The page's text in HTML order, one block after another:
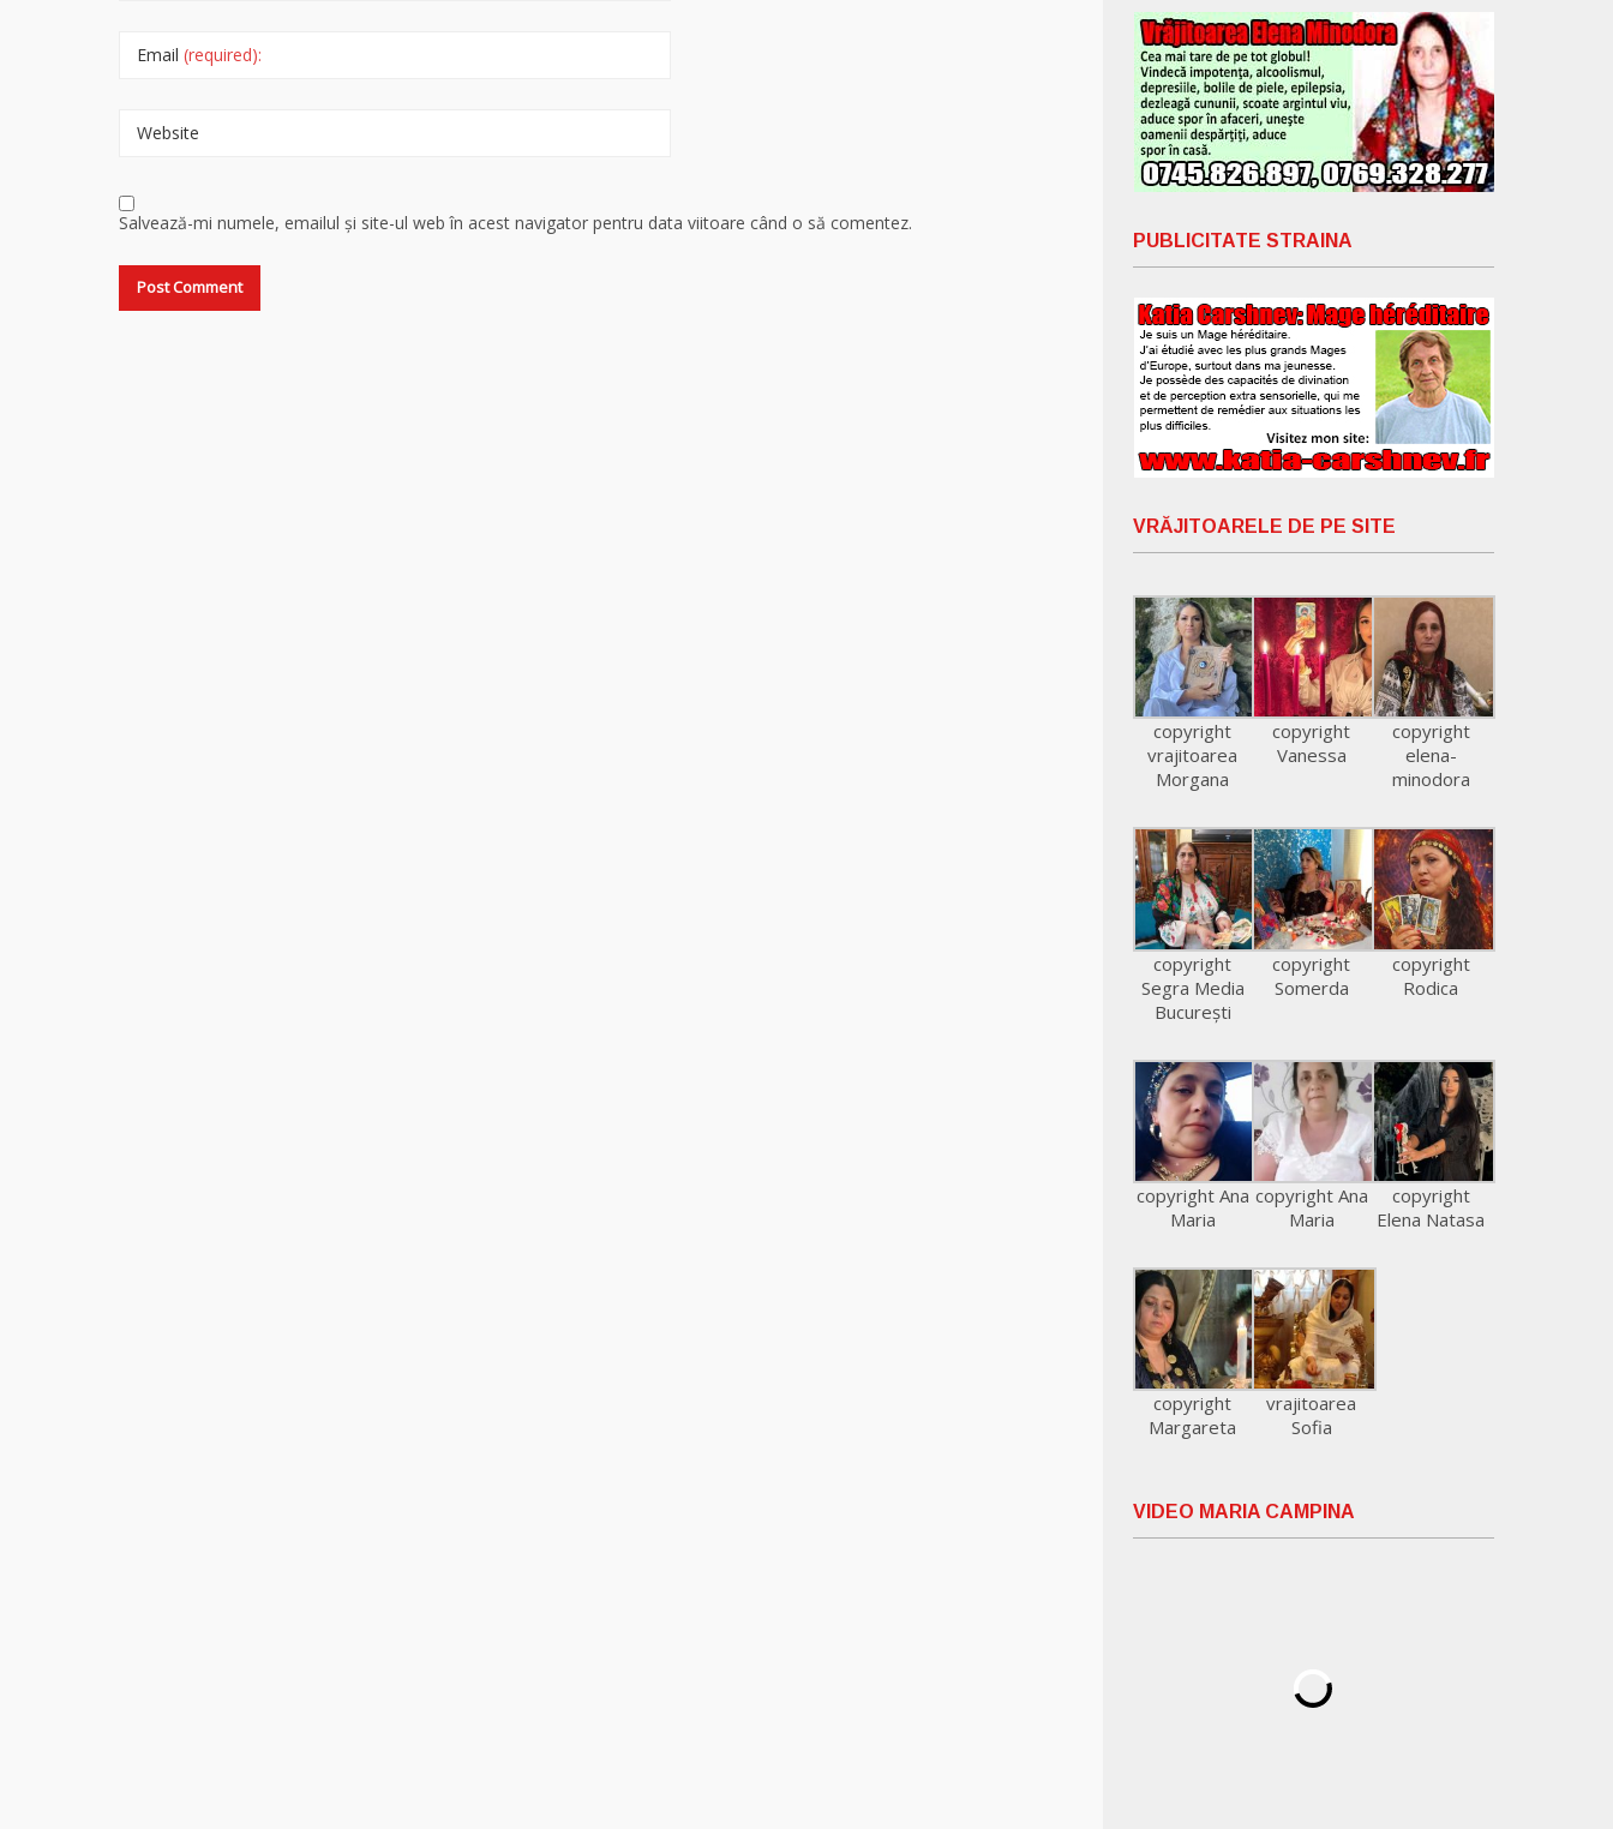
Email (required):
Website
Salvează-mi numele, emailul și site-ul web în acest navigator pentru data viitoare când o să comentez.
PUBLICITATE STRAINA
VRĂJITOARELE DE PE SITE
copyright
vrajitoarea
Morgana
copyright
Vanessa
copyright
elena-
minodora
copyright
Segra Media
București
copyright
Somerda
copyright
Rodica
copyright Ana
Maria
copyright Ana
Maria
copyright
Elena Natasa
copyright
Margareta
vrajitoarea
Sofia
VIDEO MARIA CAMPINA